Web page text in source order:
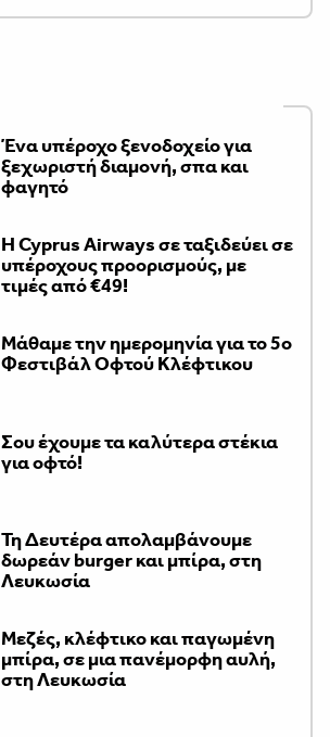
Ένα υπέροχο ξενοδοχείο για
ξεχωριστή διαμονή, σπα και
φαγητό
H Cyprus Airways σε ταξιδεύει σε
υπέροχους προορισμούς, με
τιμές από €49!
Μάθαμε την ημερομηνία για το 5ο
Φεστιβάλ Οφτού Κλέφτικου
Σου έχουμε τα καλύτερα στέκια
για οφτό!
Τη Δευτέρα απολαμβάνουμε
δωρεάν burger και μπίρα, στη
Λευκωσία
Μεζές, κλέφτικο και παγωμένη
μπίρα, σε μια πανέμορφη αυλή,
στη Λευκωσία